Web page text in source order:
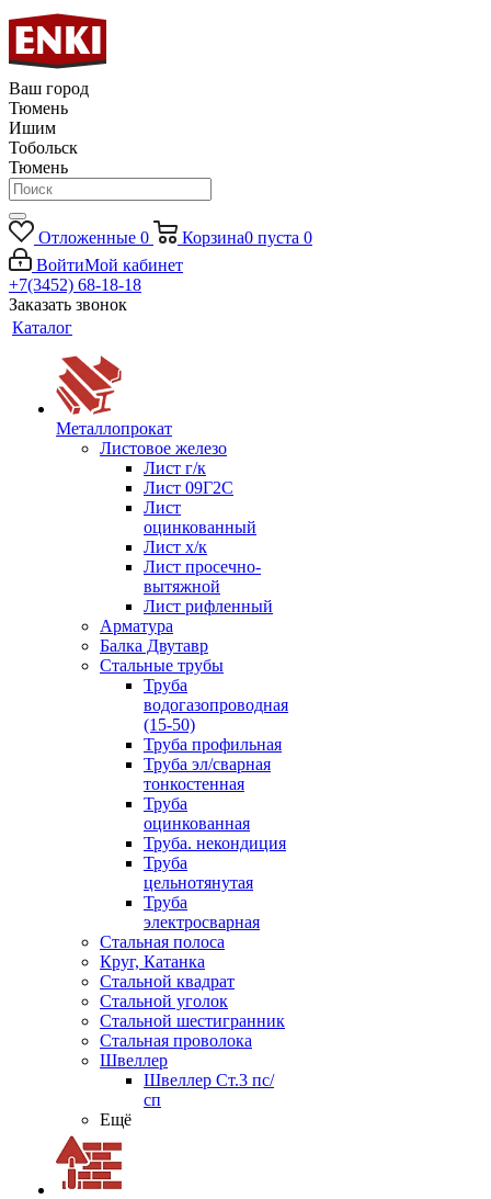
Ваш город
Тюмень
Ишим
Тобольск
Тюмень
Отложенные 0 Корзина0 пуста 0
ВойтиМой кабинет
+7(3452) 68-18-18
Заказать звонок
Каталог
Металлопрокат
Листовое железо
Лист г/к
Лист 09Г2С
Лист
оцинкованный
Лист х/к
Лист просечно-
вытяжной
Лист рифленный
Арматура
Балка Двутавр
Стальные трубы
Труба
водогазопроводная
(15-50)
Труба профильная
Труба эл/сварная
тонкостенная
Труба
оцинкованная
Труба. некондиция
Труба
цельнотянутая
Труба
электросварная
Стальная полоса
Круг, Катанка
Стальной квадрат
Стальной уголок
Стальной шестигранник
Стальная проволока
Швеллер
Швеллер Ст.3 пс/
сп
Ещё